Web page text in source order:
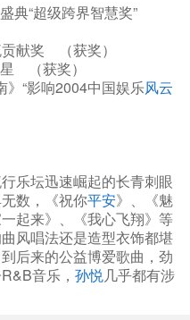
“超级跨界智慧奖”
贡献奖 （获奖）
星 （获奖）
“影响2004中国娱乐风云
乐坛迅速崛起的长青刺眼
数，《祝你平安》、《魅
起来》、《我心飞翔》等
风唱法还是造型衣饰都堪
后来的公益博爱歌曲，劲
音乐， 孙悦几乎都有涉